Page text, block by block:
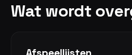
Wat wordt